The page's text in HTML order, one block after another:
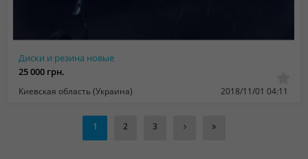
Диски и резина новые
25 000 грн.
Киевская область (Украина) 2018/11/01 04:11
1 2 3